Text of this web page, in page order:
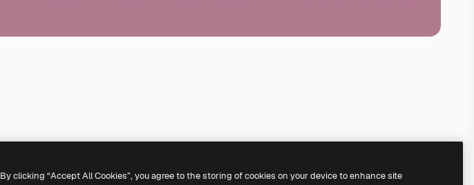
By clicking “Accept All Cookies”, you agree to the storing of cookies on your device to enhance site